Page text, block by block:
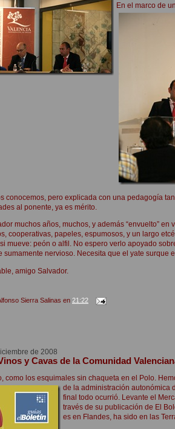
En el marco de
conocemos, pero explicada con una pedagogía
al ponente, ya es mérito.
muchos años, muchos, y además “envuelto” en
cooperativas, papeles, espumosos, y un largo
mueve: peón o alfil. No espero verlo apoyado
sumamente nervioso. Necesita que el yate surque
amigo Salvador.
Sierra Salinas en 21:22
de 2008
y Cavas de la Comunidad
como los esquimales sin chaqueta en el Polo.
de la administración autonómica
final todo ocurrió. Levante el
través de su publicación de El
es en Flandes, ha sido en las